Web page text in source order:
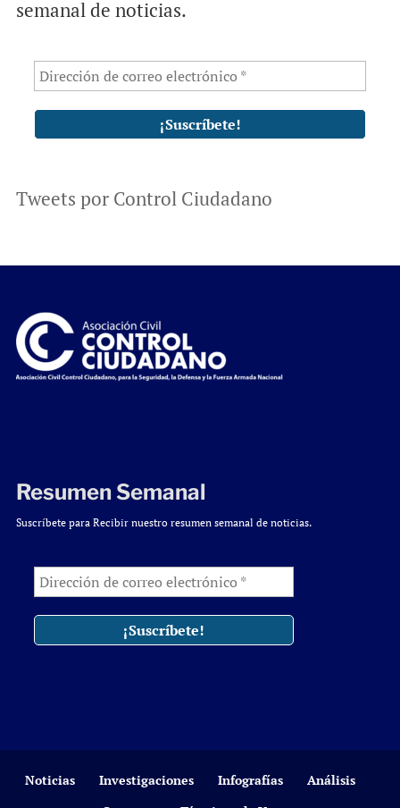
semanal de noticias.
Tweets por Control Ciudadano
Resumen Semanal
Suscríbete para Recibir nuestro resumen semanal de noticias.
Noticias Investigaciones Infografías
Análisis